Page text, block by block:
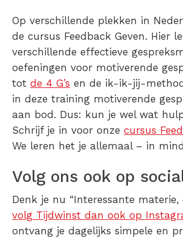
Op verschillende plekken in
de cursus Feedback Geven. Hier
verschillende effectieve
oefeningen voor motiverende
tot de 4 G’s en de ik-ik-jij-
in deze training motiverende
aan bod. Dus: kun je wel wat
Schrijf je in voor onze cursus
We leren het je allemaal – in
Volg ons ook op
Denk je nu “Interessante materie,
volg Tijdwinst dan ook op
ontvang je dagelijks simpele en